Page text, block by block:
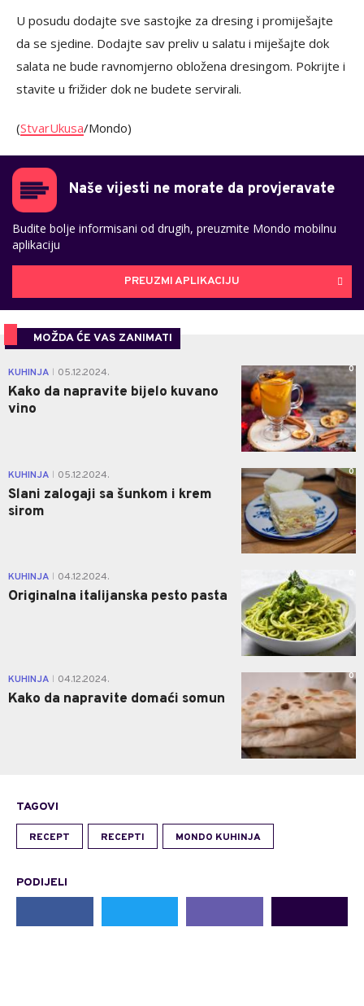
U posudu dodajte sve sastojke za dresing i promiješajte
da se sjedine. Dodajte sav preliv u salatu i miješajte dok
salata ne bude ravnomjerno obložena dresingom. Pokrijte i
stavite u frižider dok ne budete servirali.
(StvarUkusa/Mondo)
Naše vijesti ne morate da provjeravate
Budite bolje informisani od drugih, preuzmite Mondo mobilnu
aplikaciju
PREUZMI APLIKACIJU
MOŽDA ĆE VAS ZANIMATI
KUHINJA 05.12.2024.
Kako da napravite bijelo kuvano
vino
0
KUHINJA 05.12.2024.
Slani zalogaji sa šunkom i krem
sirom
0
KUHINJA 04.12.2024.
Originalna italijanska pesto pasta
KUHINJA 04.12.2024.
Kako da napravite domaći somun
0
TAGOVI
RECEPT RECEPTI MONDO KUHINJA
PODIJELI